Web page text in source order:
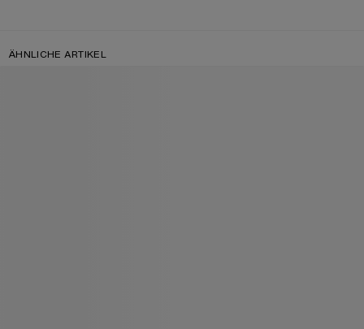
ÄHNLICHE ARTIKEL